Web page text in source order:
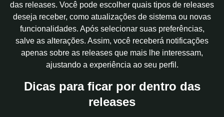
das releases. Você pode escolher quais tipos de releases
deseja receber, como atualizações de sistema ou novas
funcionalidades. Após selecionar suas preferências,
salve as alterações. Assim, você receberá notificações
apenas sobre as releases que mais lhe interessam,
ajustando a experiência ao seu perfil.
Dicas para ficar por dentro das
releases